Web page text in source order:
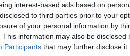
interest-based ads based on
to third parties prior to your
of your personal information by
This information may also be
Participants that may further disclose it
τη Συλλογή» του ΕΜΣΤ